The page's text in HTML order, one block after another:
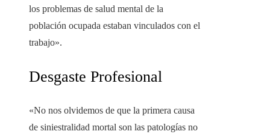
los problemas de salud mental de la
población ocupada estaban vinculados con el
trabajo».
Desgaste Profesional
«No nos olvidemos de que la primera causa
de siniestralidad mortal son las patologías no